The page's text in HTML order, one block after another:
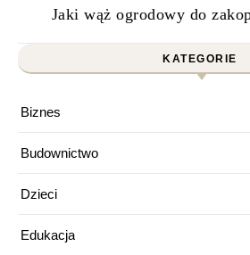
Jaki wąż ogrodowy do
KATEGORIE
Biznes
Budownictwo
Dzieci
Edukacja